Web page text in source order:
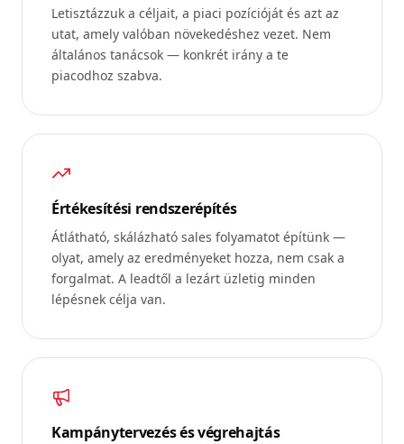
Letisztázzuk a céljait, a piaci pozícióját és azt az
utat, amely valóban növekedéshez vezet. Nem
általános tanácsok — konkrét irány a te
piacodhoz szabva.
Értékesítési rendszerépítés
Átlátható, skálázható sales folyamatot építünk —
olyat, amely az eredményeket hozza, nem csak a
forgalmat. A leadtől a lezárt üzletig minden
lépésnek célja van.
Kampánytervezés és végrehajtás